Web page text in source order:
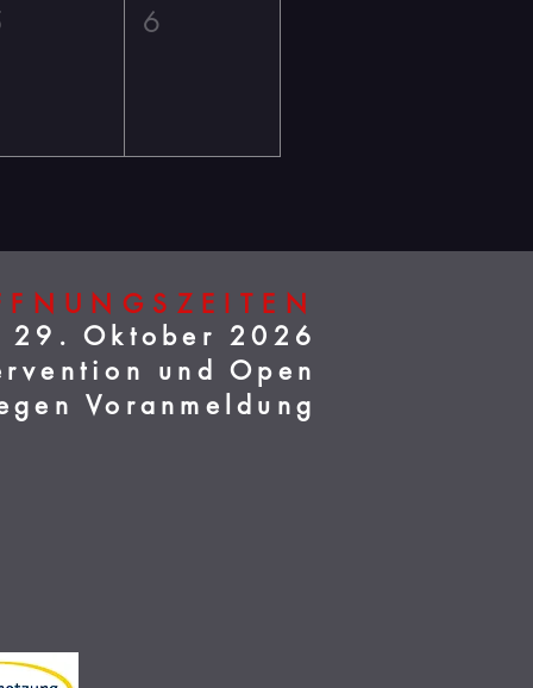
6
Oktober 2026
und Open
Voranmeldung